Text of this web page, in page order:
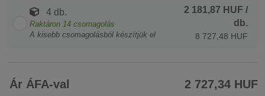
4 db.
Raktáron 14 csomagolás
A kisebb csomagolásból készítjük el
2 181,87 HUF /
db.
8 727,48 HUF
Ár ÁFA-val 2 727,34 HUF